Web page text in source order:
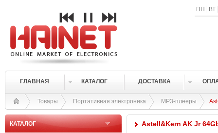
ПН ВТ
ГЛАВНАЯ КАТАЛОГ ДОСТАВКА
Товары Портативная электроника MP3-плееры
КАТАЛОГ Astell&Kern AK Jr